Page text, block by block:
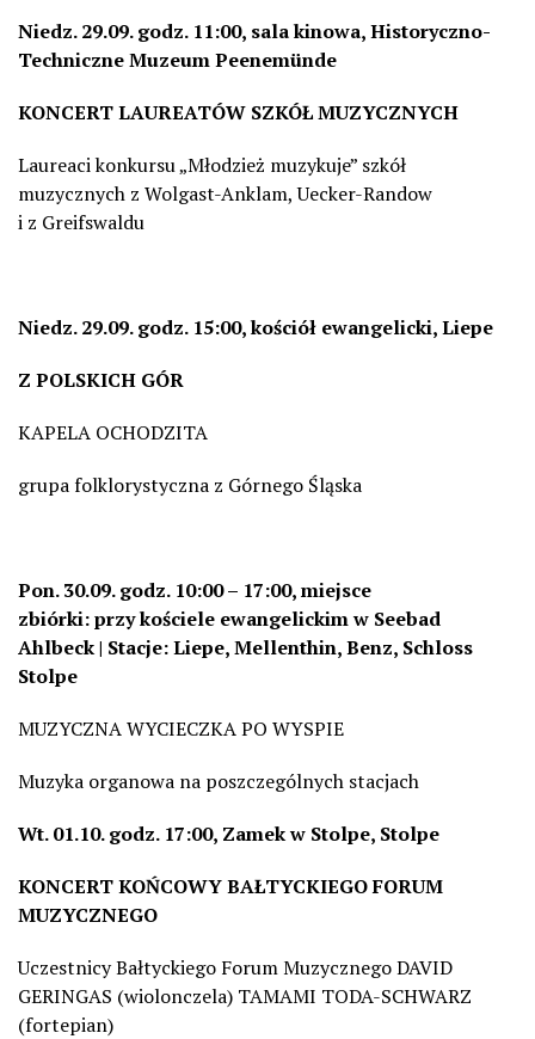
Niedz. 29.09. godz. 11:00, sala kinowa,Historyczno-
Techniczne MuzeumPeenemünde
KONCERT LAUREATÓW SZKÓŁ MUZYCZNYCH
Laureaci konkursu„Młodzież muzykuje” szkół
muzycznych z Wolgast-Anklam, Uecker-Randow
i z Greifswaldu
Niedz. 29.09. godz. 15:00,kościół ewangelicki, Liepe
Z POLSKICH GÓR
KAPELA OCHODZITA
grupa folklorystyczna z Górnego Śląska
Pon. 30.09. godz. 10:00– 17:00, miejsce
zbiórki:przykościele ewangelickim w Seebad
Ahlbeck | Stacje: Liepe, Mellenthin, Benz, Schloss
Stolpe
MUZYCZNA WYCIECZKA PO WYSPIE
Muzyka organowa na poszczególnych stacjach
Wt. 01.10. godz. 17:00, Zamekw Stolpe, Stolpe
KONCERT KOŃCOWY BAŁTYCKIEGO FORUM
MUZYCZNEGO
Uczestnicy Bałtyckiego Forum Muzycznego DAVID
GERINGAS (wiolonczela) TAMAMI TODA-SCHWARZ
(fortepian)